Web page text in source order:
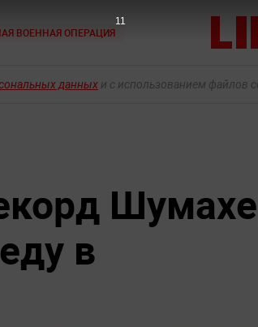
ВОЕННАЯ ОПЕРАЦИЯ
данных и с использованием файлов
в
9